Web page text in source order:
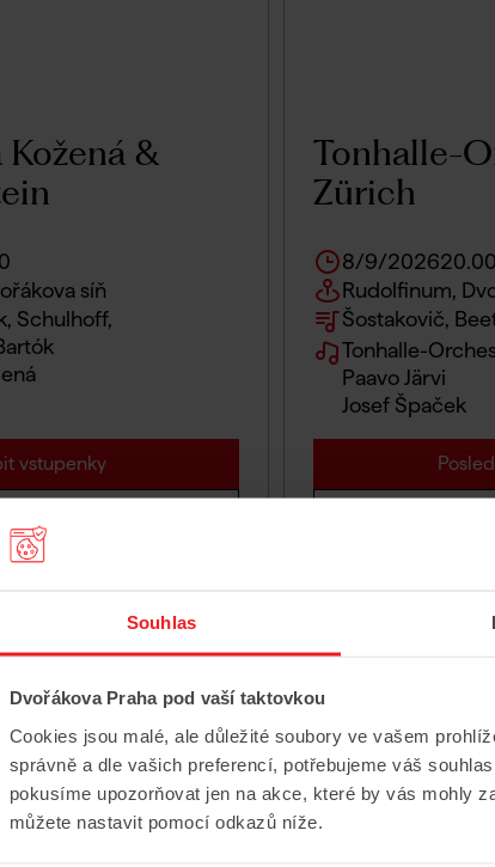
Souhlas
Dvořákova Praha pod vaší taktovkou
Cookies jsou malé, ale důležité soubory ve vašem
správně a dle vašich preferencí, potřebujeme váš
pokusíme upozorňovat jen na akce, které by vás mohly
můžete nastavit pomocí odkazů níže.
&
síň
Schulhoff,
vstupenky
informací
Tonhalle-
Zürich
8/9/202620.00
Rudolfinum,
Šostakovič,
Tonhalle-
Paavo Järvi
Josef Špaček